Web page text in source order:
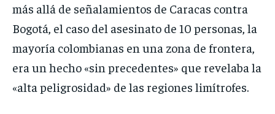
más allá de señalamientos de Caracas contra
Bogotá, el caso del asesinato de 10 personas, la
mayoría colombianas en una zona de frontera,
era un hecho «sin precedentes» que revelaba la
«alta peligrosidad» de las regiones limítrofes.